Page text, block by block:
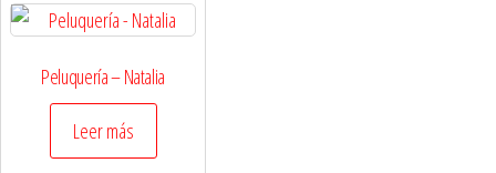
Peluquería – Natalia
Leer más